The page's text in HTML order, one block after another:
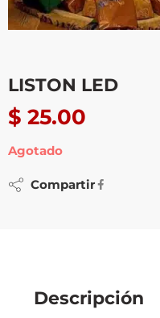
LISTON LED
$ 25.00
Agotado
Compartir
Descripción